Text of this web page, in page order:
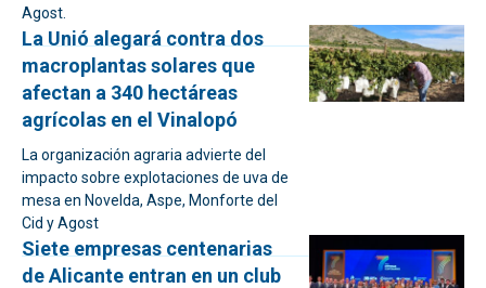
Agost.
La Unió alegará contra dos
macroplantas solares que
afectan a 340 hectáreas
agrícolas en el Vinalopó
La organización agraria advierte del
impacto sobre explotaciones de uva de
mesa en Novelda, Aspe, Monforte del
Cid y Agost
Siete empresas centenarias
de Alicante entran en un club